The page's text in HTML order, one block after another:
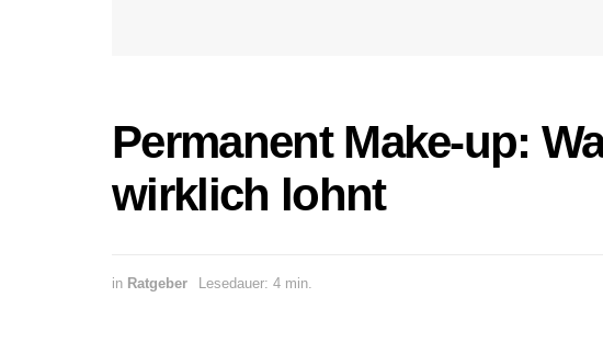
Permanent Make-up:
wirklich lohnt
in Ratgeber Lesedauer: 4 min.